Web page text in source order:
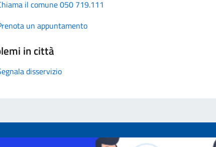
il comune 050 719.111
un appuntamento
in città
disservizio